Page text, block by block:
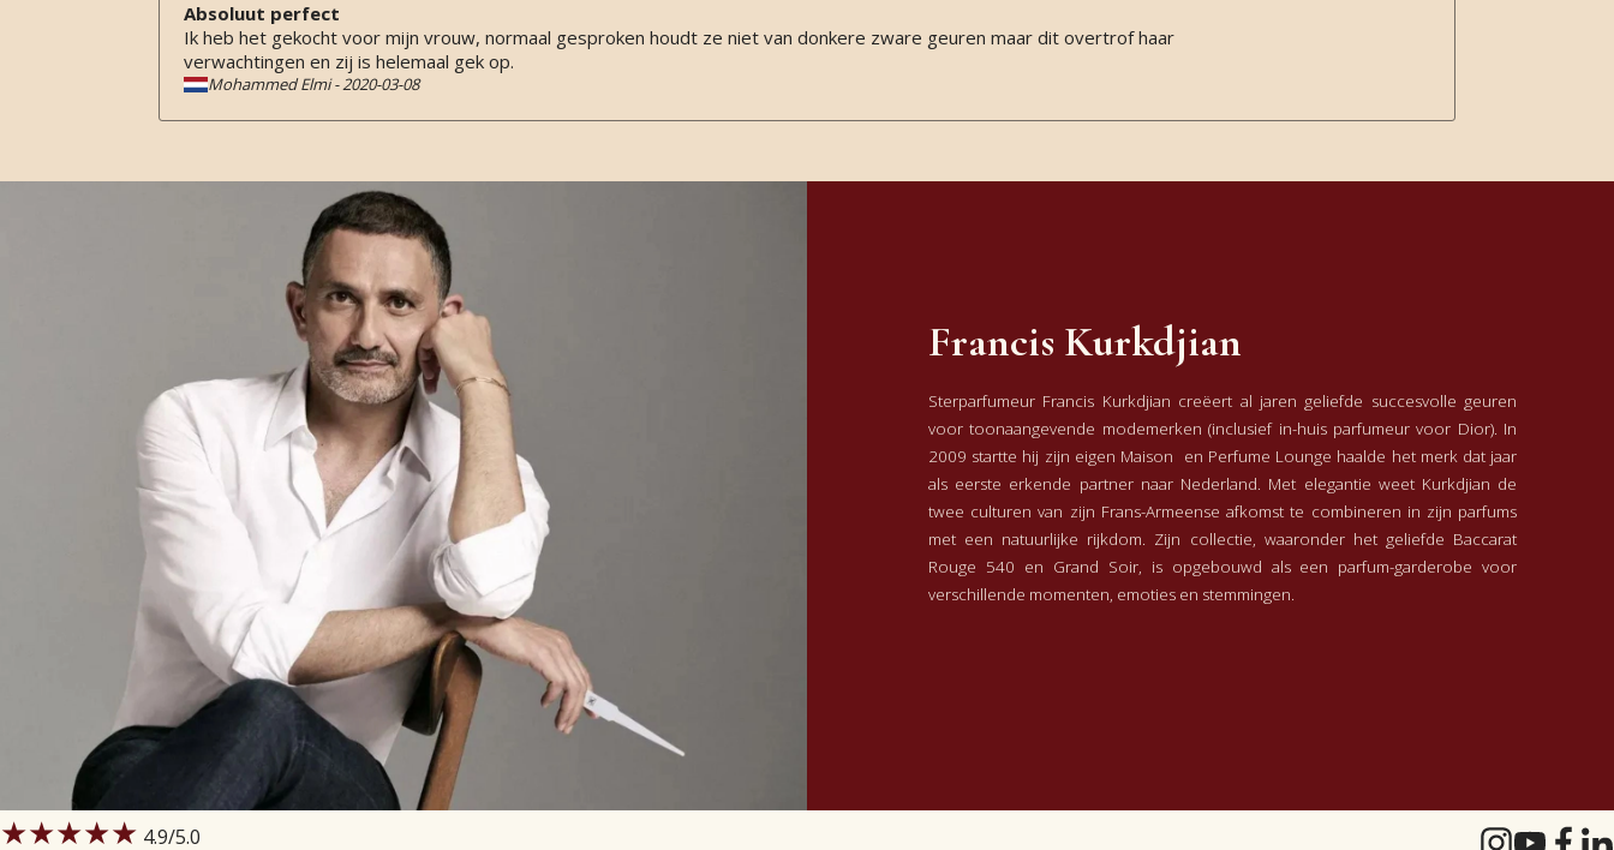
Absoluut perfect
Ik heb het gekocht voor mijn vrouw, normaal gesproken houdt ze niet van donkere zware geuren maar dit overtrof haar
verwachtingen en zij is helemaal gek op.
Mohammed Elmi-2020-03-08
Wat een prachtig parfum! Een heerlijk volle, zoete roos die perfect blend met de oud, zodat de oud nooit gaat
overheersen en de geur goed draagbaar blijft. Oud satin mood is sensueel, maar beslist niet verlegen; om deze ‘dame’
kun je echt niet heen en ‘a little goes a long way’! Houdt enorm lang aan. Perfect voor een dressed up night out, maar ik
voel me er ook comfortabel mee onder een zachte deken op de bank (1 spray max voor thuis). Absoluut een aanrader.
Leonoor de Greeff-2019-08-13
/5
sensueel en warm
Satin Mood is een warme oud geur. Hij voelt als een luxe cashmere trui, behaaglijk, en tegelijkertijd sensueel. Het is
zeker geen typische vrouwengeur is, maar ik voel me er wel op en top vrouw in.
Gerti 2019-03-02
/5
Oud Satin Mood EDP
Dit is echt een geweldige geur! Hij houdt ook heel lang aan...en ik krijg ook veel complimenten! De service is echt
supergoed!! Het feit dat je eerst samples kan bestellen en daarna 10 € korting kan krijgen is handig meegenomen!!
2018-09-22
5/5
tevreden
Sensueel.. en een tikje mysterieus. Bijkomend voordeel: Ik ben ook helemaal weg van de verpakking en de fles.
2016-10-29
Francis Kurkdjian
Sterparfumeur Francis Kurkdjian creëert al jaren geliefde succesvolle geuren
voor toonaangevende modemerken (inclusief in-huis parfumeur voor Dior). In
2009 startte hij zijn eigen Maison en Perfume Lounge haalde het merk dat jaar
als eerste erkende partner naar Nederland. Met elegantie weet Kurkdjian de
twee culturen van zijn Frans-Armeense afkomst te combineren in zijn parfums
met een natuurlijke rijkdom. Zijn collectie, waaronder het geliefde Baccarat
Rouge 540 en Grand Soir, is opgebouwd als een parfum-garderobe voor
verschillende momenten, emoties en stemmingen.
★★★★★ 4.9/5.0